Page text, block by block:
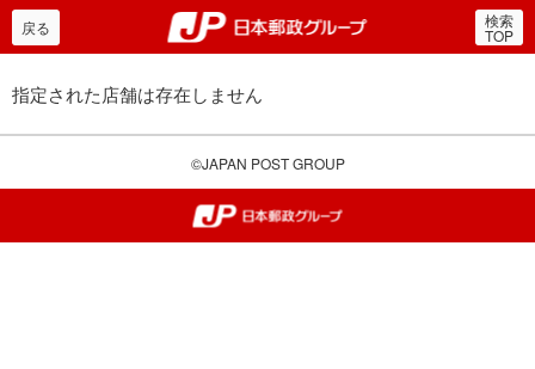
郵便局・日本郵政グルー
戻る 検索
TOP
指定された店舗は存在しません
©JAPAN POST GROUP